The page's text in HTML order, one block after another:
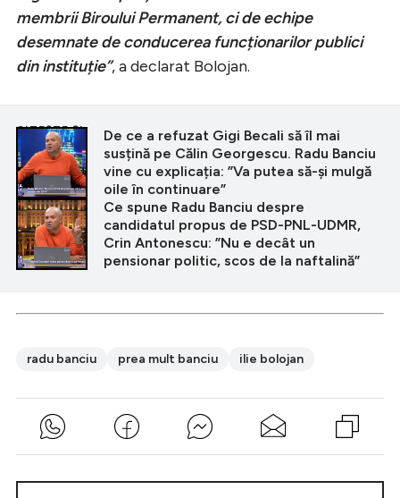
membrii Biroului Permanent, ci de echipe
desemnate de conducerea funcționarilor publici
din instituție”, a declarat Bolojan.
CITEȘTE ȘI
De ce a refuzat Gigi Becali să îl mai
susțină pe Călin Georgescu. Radu Banciu
vine cu explicația: ”Va putea să-și mulgă
oile în continuare”
Ce spune Radu Banciu despre
candidatul propus de PSD-PNL-UDMR,
Crin Antonescu: ”Nu e decât un
pensionar politic, scos de la naftalină”
radu banciu prea mult banciu ilie bolojan